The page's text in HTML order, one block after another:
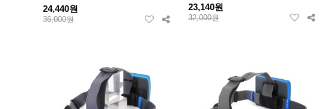
24,440원
36,000원
23,140원
32,000원